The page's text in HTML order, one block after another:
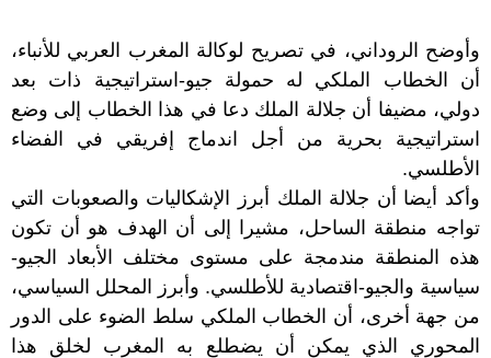
وأوضح الروداني، في تصريح لوكالة المغرب العربي للأنباء،
أن الخطاب الملكي له حمولة جيو-استراتيجية ذات بعد
دولي، مضيفا أن جلالة الملك دعا في هذا الخطاب إلى وضع
استراتيجية بحرية من أجل اندماج إفريقي في الفضاء
الأطلسي.
وأكد أيضا أن جلالة الملك أبرز الإشكاليات والصعوبات التي
تواجه منطقة الساحل، مشيرا إلى أن الهدف هو أن تكون
هذه المنطقة مندمجة على مستوى مختلف الأبعاد الجيو-
سياسية والجيو-اقتصادية للأطلسي. وأبرز المحلل السياسي،
من جهة أخرى، أن الخطاب الملكي سلط الضوء على الدور
المحوري الذي يمكن أن يضطلع به المغرب لخلق هذا